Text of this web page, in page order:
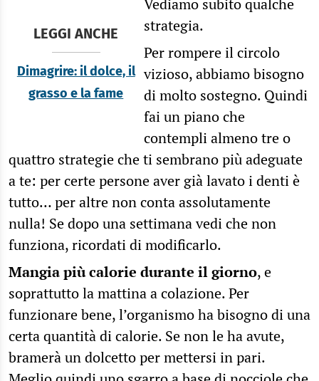
LEGGI ANCHE
Dimagrire: il dolce, il
grasso e la fame
Vediamo subito qualche
strategia.
Per rompere il circolo
vizioso, abbiamo bisogno
di molto sostegno. Quindi
fai un piano che
contempli almeno tre o
quattro strategie che ti sembrano più adeguate
a te: per certe persone aver già lavato i denti è
tutto… per altre non conta assolutamente
nulla! Se dopo una settimana vedi che non
funziona, ricordati di modificarlo.
Mangia più calorie durante il giorno, e
soprattutto la mattina a colazione. Per
funzionare bene, l’organismo ha bisogno di una
certa quantità di calorie. Se non le ha avute,
bramerà un dolcetto per mettersi in pari.